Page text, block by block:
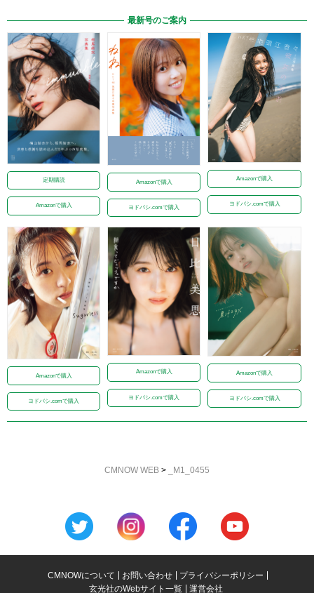
最新号のご案内
定期購読
Amazonで購入
Amazonで購入
ヨドバシ.comで購入
Amazonで購入
ヨドバシ.comで購入
Amazonで購入
ヨドバシ.comで購入
Amazonで購入
ヨドバシ.comで購入
Amazonで購入
ヨドバシ.comで購入
CMNOW WEB > _M1_0455
CMNOWについて お問い合わせ
プライバシーポリシー
玄光社のWebサイト一覧
運営会社